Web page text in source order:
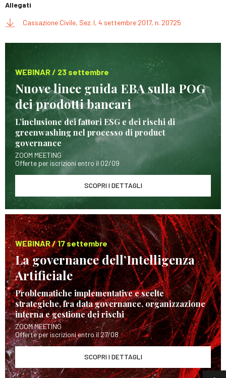
Allegati
Cassazione Civile, Sez. I, 4 settembre 2017, n. 20725
WEBINAR / 23 settembre
Nuove linee guida EBA sulla POG
dei prodotti bancari
L’inclusione dei fattori ESG e dei rischi di
greenwashing nel processo di product
governance
ZOOM MEETING
Offerte per iscrizioni entro il 02/09
SCOPRI I DETTAGLI
WEBINAR / 17 settembre
La governance dell’Intelligenza
Artificiale
Problematiche implementative e scelte
strategiche, fra data governance, organizzazione
interna e gestione dei rischi
ZOOM MEETING
Offerte per iscrizioni entro il 27/08
SCOPRI I DETTAGLI